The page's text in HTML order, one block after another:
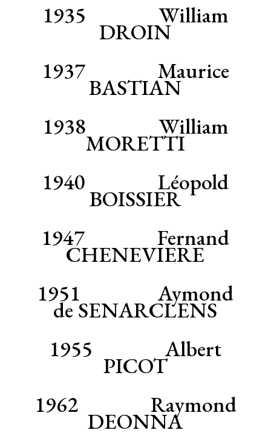
1935 William
DROIN
1937 Maurice
BASTIAN
1938 William
MORETTI
1940 Léopold
BOISSIER
1947 Fernand
CHENEVIERE
1951 Aymond
de SENARCLENS
1955 Albert
PICOT
1962 Raymond
DEONNA